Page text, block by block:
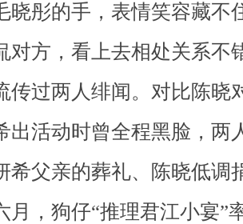
晓彤的手，表情笑容藏不
对方，看上去相处关系不
传过两人绯闻。对比陈晓
出活动时曾全程黑脸，两
希父亲的葬礼、陈晓低调
月，狗仔“推理君江小宴”